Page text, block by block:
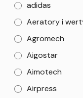
adidas
Aeratory i
Agromech
Aigostar
Aimotech
Airpress